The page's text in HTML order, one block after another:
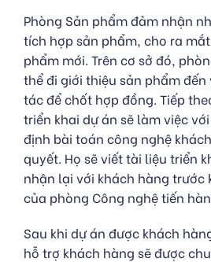
Phòng Sản phẩm đảm nhận
tích hợp sản phẩm, cho ra
phẩm mới. Trên cơ sở đó,
thể đi giới thiệu sản phẩm
tác để chốt hợp đồng. Tiếp
triển khai dự án sẽ làm việc
định bài toán công nghệ
quyết. Họ sẽ viết tài liệu triển
nhận lại với khách hàng trước
của phòng Công nghệ tiến
Sau khi dự án được khách
hỗ trợ khách hàng sẽ được